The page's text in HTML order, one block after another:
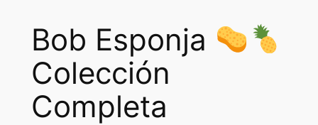
Bob Esponja
Colección
Completa